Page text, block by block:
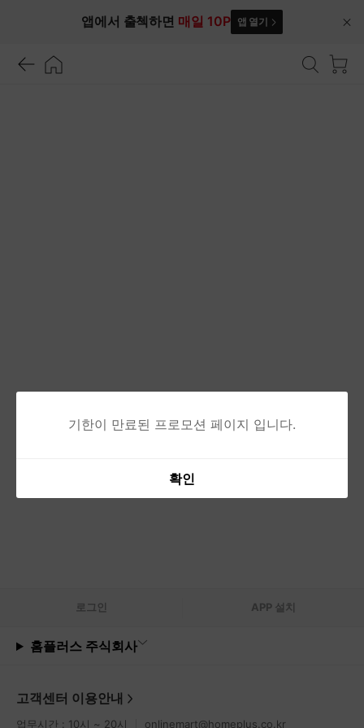
앱에서 출첵하면 매일 10P 앱 열기
닫
로그 인 APP 설치
홈플러스 주식회사
고객센터 이용안내
업무시간 : 10시 ~ 20시 onlinemart@homeplus.co.kr
기한이 만료된 프로모션 페이지 입니다.
확인